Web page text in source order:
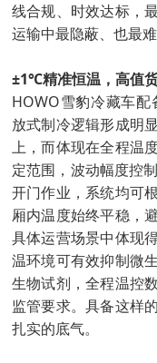
线合规、时效达标，
运输中最隐蔽、也最
±1℃精准恒温，高值
HOWO雪豹冷藏车
放式制冷逻辑形成明
上，而体现在全程温
定范围，波动幅度控
开门作业，系统均可
厢内温度始终平稳，
具体运营场景中体现
温环境可有效抑制微
生物试剂，全程温控
监管要求。具备这样
扎实的底气。